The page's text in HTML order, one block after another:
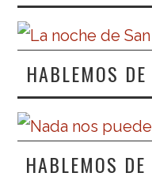
HABLEMOS
HABLEMOS